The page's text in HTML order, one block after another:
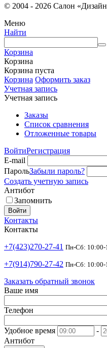
© 2004 - 2026 Салон «Дизайн
Меню
Найти
Корзина
Корзина
Корзина пуста
Корзина Оформить заказ
Учетная запись
Учетная запись
Заказы
Список сравнения
Отложенные товары
ВойтиРегистрация
E-mail
ПарольЗабыли пароль?
Создать учетную запись
Антибот
Запомнить
Войти
Контакты
Контакты
+7(423)270-27-41 Пн-Сб: 10:00-
+7(914)790-27-42 Пн-Сб: 10:00-
Заказать обратный звонок
Ваше имя
Телефон
Удобное время
-
Антибот